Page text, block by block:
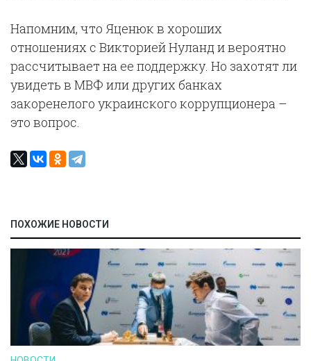
Напомним, что Яценюк в хороших
отношениях с Викторией Нуланд и вероятно
рассчитывает на ее поддержку. Но захотят ли
увидеть в МВФ или других банках
закоренелого украинского коррупционера –
это вопрос.
ПОХОЖИЕ НОВОСТИ